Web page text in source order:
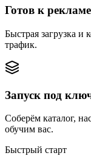
Готов к
Быстрая загрузка и
трафик.
Запуск под
Соберём каталог,
обучим вас.
Быстрый старт